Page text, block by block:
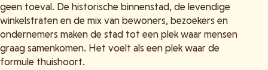
geen toeval. De historische binnenstad, de levendige
winkelstraten en de mix van bewoners, bezoekers en
ondernemers maken de stad tot een plek waar mensen
graag samenkomen. Het voelt als een plek waar de
formule thuishoort.